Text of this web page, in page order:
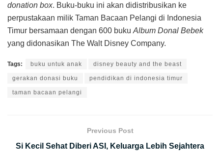
donation box. Buku-buku ini akan didistribusikan ke
perpustakaan milik Taman Bacaan Pelangi di Indonesia
Timur bersamaan dengan 600 buku Album Donal Bebek
yang didonasikan The Walt Disney Company.
Tags: buku untuk anak disney beauty and the beast
gerakan donasi buku pendidikan di indonesia timur
taman bacaan pelangi
Previous Post
Si Kecil Sehat Diberi ASI, Keluarga Lebih Sejahtera